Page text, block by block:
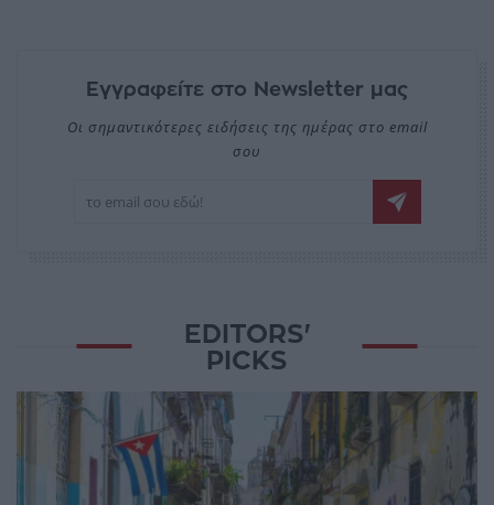
Εγγραφείτε στο Newsletter μας
Οι σημαντικότερες ειδήσεις της ημέρας στο email
σου
EDITORS'
PICKS